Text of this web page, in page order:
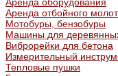
Аренда отбойного
Мотобуры, бензобуры
Машины для
Виброрейки для бетона
Измерительный
Тепловые пушки